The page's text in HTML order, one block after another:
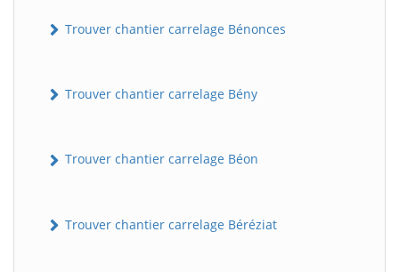
Trouver chantier carrelage Bénonces
Trouver chantier carrelage Bény
Trouver chantier carrelage Béon
Trouver chantier carrelage Béréziat